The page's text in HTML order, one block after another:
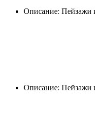
Описание: Пейзажи
Описание: Пейзажи